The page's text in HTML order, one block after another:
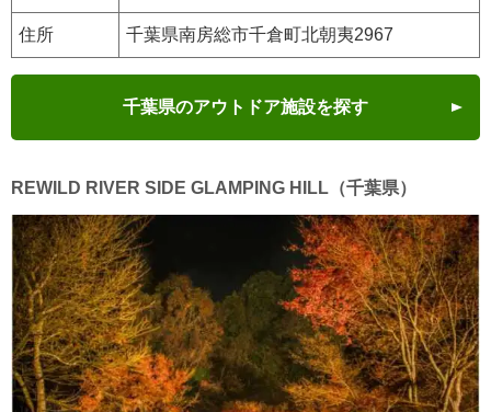
住所 千葉県南房総市千倉町北朝夷2967
千葉県のアウトドア施設を探す
REWILD RIVER SIDE GLAMPING HILL（千葉県）